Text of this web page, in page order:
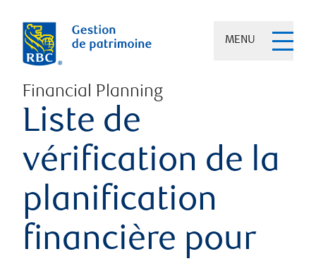
MENU
Financial Planning
Liste de
vérification de la
planification
financière pour